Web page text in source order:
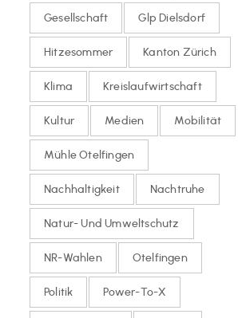
Gesellschaft Glp Dielsdorf
Hitzesommer Kanton Zürich
Klima Kreislaufwirtschaft
Kultur Medien Mobilität
Mühle Otelfingen
Nachhaltigkeit Nachtruhe
Natur- Und Umweltschutz
NR-Wahlen Otelfingen
Politik Power-To-X